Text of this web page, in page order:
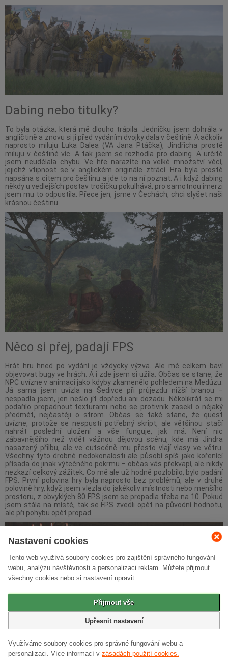
Nastavení cookies
Tento web využívá soubory cookies pro zajištění správného fungování
webu, analýzu návštěvnosti a personalizaci reklam. Můžete přijmout
všechny cookies nebo si nastavení upravit.
Přijmout vše
Upřesnit nastavení
Využíváme soubory cookies pro správné fungování webu a
personalizaci. Více informací v zásadách použití cookies.
Dabing nebo titulky?
To byla otázka, která mě dlouho trápila. Jedničku jsem dohrála v
angličtině a znovu si ji před vydáním dvojky dala v češtině. A ačkoliv
naprosto miluju Luka Dalea (VA Jana Ptáčka), Jindřicha prostě
miluju v češtině víc. A tak jsem se rozhodla pro dabing. A určitě
jsem neudělala chybu. Ve hře narazíte na velké množství věcí,
jejichž vtipnost se v anglickém originále ztrácí. Hra byla prostě
napsána s citem pro češtinu a jde to na ní poznat. A i když dabing
někdy u vedlejších postav trošičku pokulhává, pro samotnou imerzi
jsem mu to odpustila. Přece jen, jsme v Čechách, chci slyšet naši
krásnou češtinu.
Něco si přej, padají FPS
Hrát hru hned po vydání je vždycky výzva. Ale mě celkem baví
objevovat bugy ve hrách. A i zde jsem si užila. Občas se stane, že
NPC uvízne v animaci jako kdyby zkamenělo pohledem na Medúzu.
Já sama jsem uvízla na Šedivce při průjezdu nižší branou –
nespadla jsem, jen nešlo jít dopředu ani dozadu. Několikrát se mi
podařilo propadnout texturami nebo se protivník zasekl o nějaký
předmět, nejčastěji o strom. Občas se také stane, že quest
uvízne, protože se nespustí potřebný skript, ale většinou stačí
nahrát poslední uložení a vše funguje, jak má. Není nic
zábavnějšího než vidět vážnou dějovou scénu, kde má Jindra
nasazený přilbu, ale ve cutscéně mu přesto vlají vlasy ve větru.
Všechny tyto drobné nedokonalosti ale působí spíš jako kořenící
přísada do jinak výtečného pokrmu – občas vás překvapí, ale nikdy
nezkazí celkový zážitek. Co mě ale už hodně pozlobilo, bylo padání
FPS. První polovina hry byla naprosto bez problémů, ale v druhé
polovině hry, když jsem vlezla do jakékoliv místnosti nebo menšího
prostoru, z obvyklých 80 FPS jsem se propadla třeba na 10. Pokud
jsem stála na místě, tak se FPS zvedli opět na původní hodnotu,
ale při pohybu opět propad.
Jinak co se týče celkové optimalizace, až na ty propady v
místnostech si nemůžu stěžovat. Na mé RTX 4070 hra při ultra